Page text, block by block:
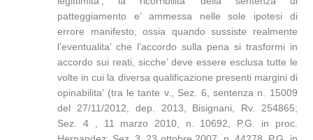
patteggiamento e’ ammessa nelle sole ipotesi di
errore manifesto, ossia quando sussiste realmente
l’eventualita’ che l’accordo sulla pena si trasformi in
accordo sui reati, sicche’ deve essere esclusa tutte le
volte in cui la diversa qualificazione presenti margini di
opinabilita’ (tra le tante v., Sez. 6, sentenza n. 15009
del 27/11/2012, dep. 2013, Bisignani, Rv. 254865;
Sez. 4 , 11 marzo 2010, n. 10692, P.G. in proc.